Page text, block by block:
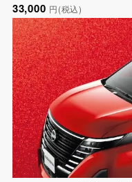
33,000 円(税込)